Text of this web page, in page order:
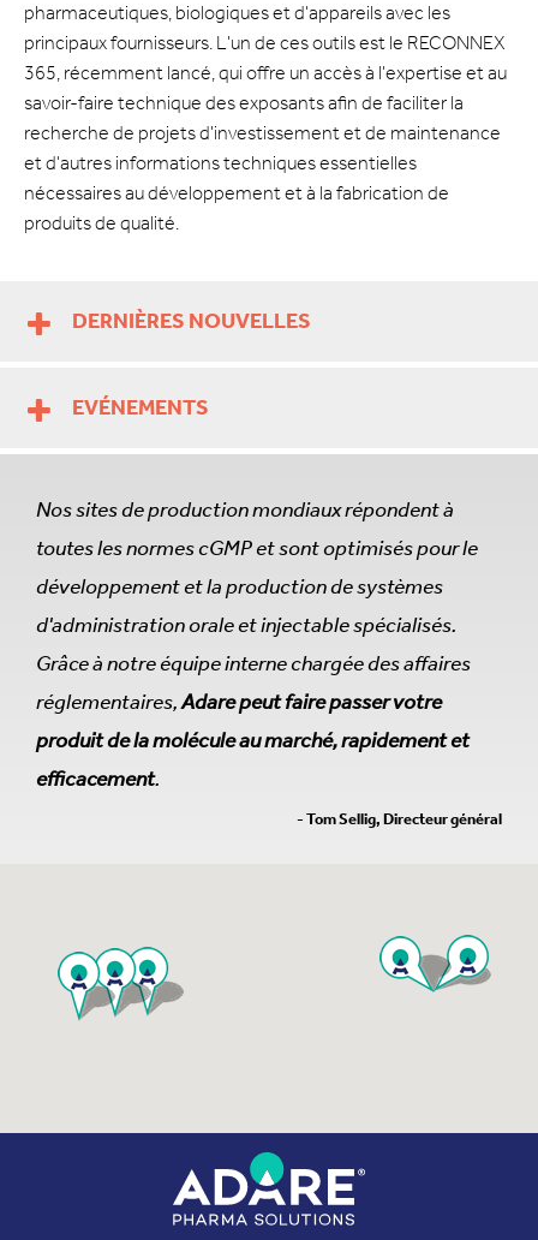
pharmaceutiques, biologiques et d'appareils avec les
principaux fournisseurs. L'un de ces outils est le RECONNEX
365, récemment lancé, qui offre un accès à l'expertise et au
savoir-faire technique des exposants afin de faciliter la
recherche de projets d'investissement et de maintenance
et d'autres informations techniques essentielles
nécessaires au développement et à la fabrication de
produits de qualité.
DERNIÈRES NOUVELLES
EVÉNEMENTS
Nos sites de production mondiaux répondent à
toutes les normes cGMP et sont optimisés pour le
développement et la production de systèmes
d'administration orale et injectable spécialisés.
Grâce à notre équipe interne chargée des affaires
réglementaires,Adare peut faire passer votre
produit de la molécule au marché, rapidement et
efficacement.
- Tom Sellig, Directeur général